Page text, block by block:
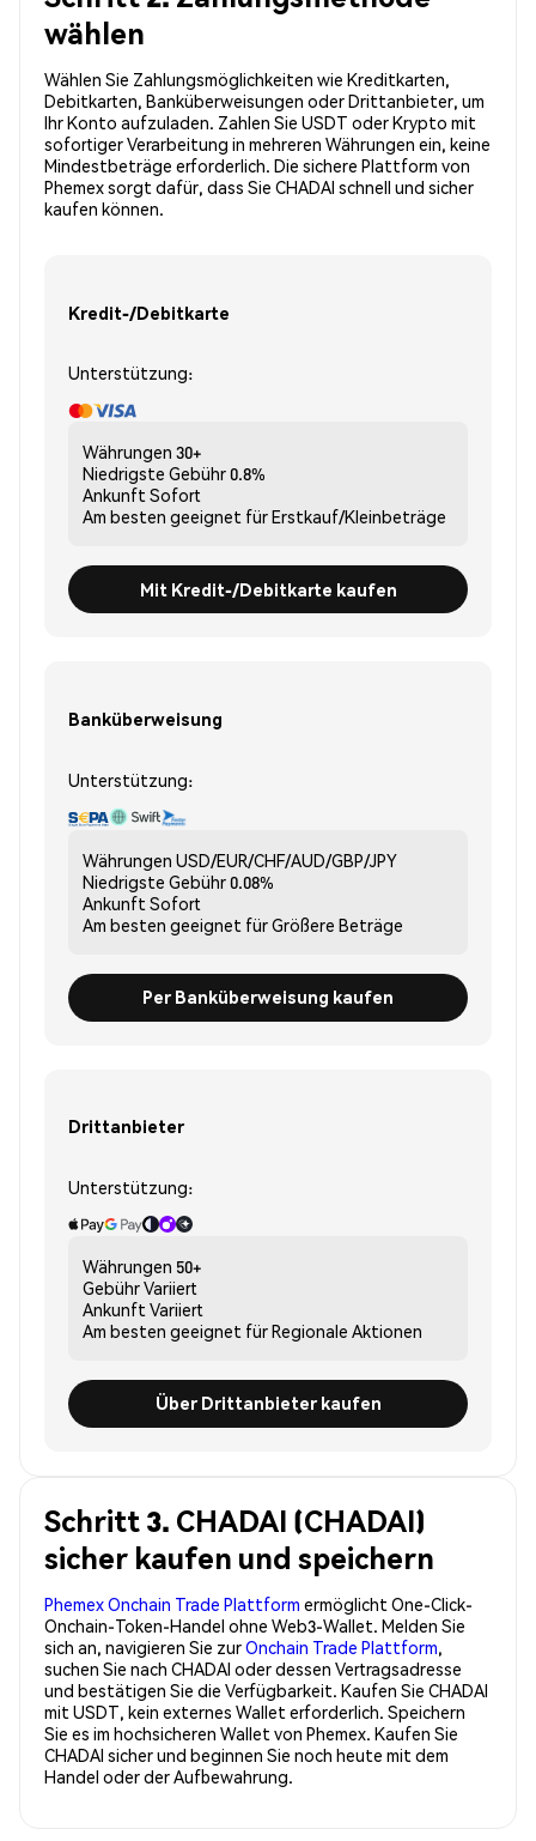
wählen
Wählen Sie Zahlungsmöglichkeiten wie Kreditkarten,
Debitkarten, Banküberweisungen oder Drittanbieter, um
Ihr Konto aufzuladen. Zahlen Sie USDT oder Krypto mit
sofortiger Verarbeitung in mehreren Währungen ein, keine
Mindestbeträge erforderlich. Die sichere Plattform von
Phemex sorgt dafür, dass Sie CHADAI schnell und sicher
kaufen können.
Kredit-/Debitkarte
Unterstützung:
Währungen 30+
Niedrigste Gebühr0.8%
Ankunft Sofort
Am besten geeignet fürErstkauf/Kleinbeträge
Mit Kredit-/Debitkarte kaufen
Banküberweisung
Unterstützung:
Währungen USD/EUR/CHF/AUD/GBP/JPY
Niedrigste Gebühr0.08%
Ankunft Sofort
Am besten geeignet fürGrößere Beträge
Per Banküberweisung kaufen
Drittanbieter
Unterstützung:
Währungen 50+
GebührVariiert
Ankunft Variiert
Am besten geeignet fürRegionale Aktionen
Über Drittanbieter kaufen
Schritt 3. CHADAI (CHADAI)
sicher kaufen und speichern
Phemex Onchain Trade Plattform ermöglicht One-Click-
Onchain-Token-Handel ohne Web3-Wallet. Melden Sie
sich an, navigieren Sie zurOnchain Trade Plattform,
suchen Sie nach CHADAI oder dessen Vertragsadresse
und bestätigen Sie die Verfügbarkeit. Kaufen Sie CHADAI
mit USDT, kein externes Wallet erforderlich. Speichern
Sie es im hochsicheren Wallet von Phemex. Kaufen Sie
CHADAI sicher und beginnen Sie noch heute mit dem
Handel oder der Aufbewahrung.